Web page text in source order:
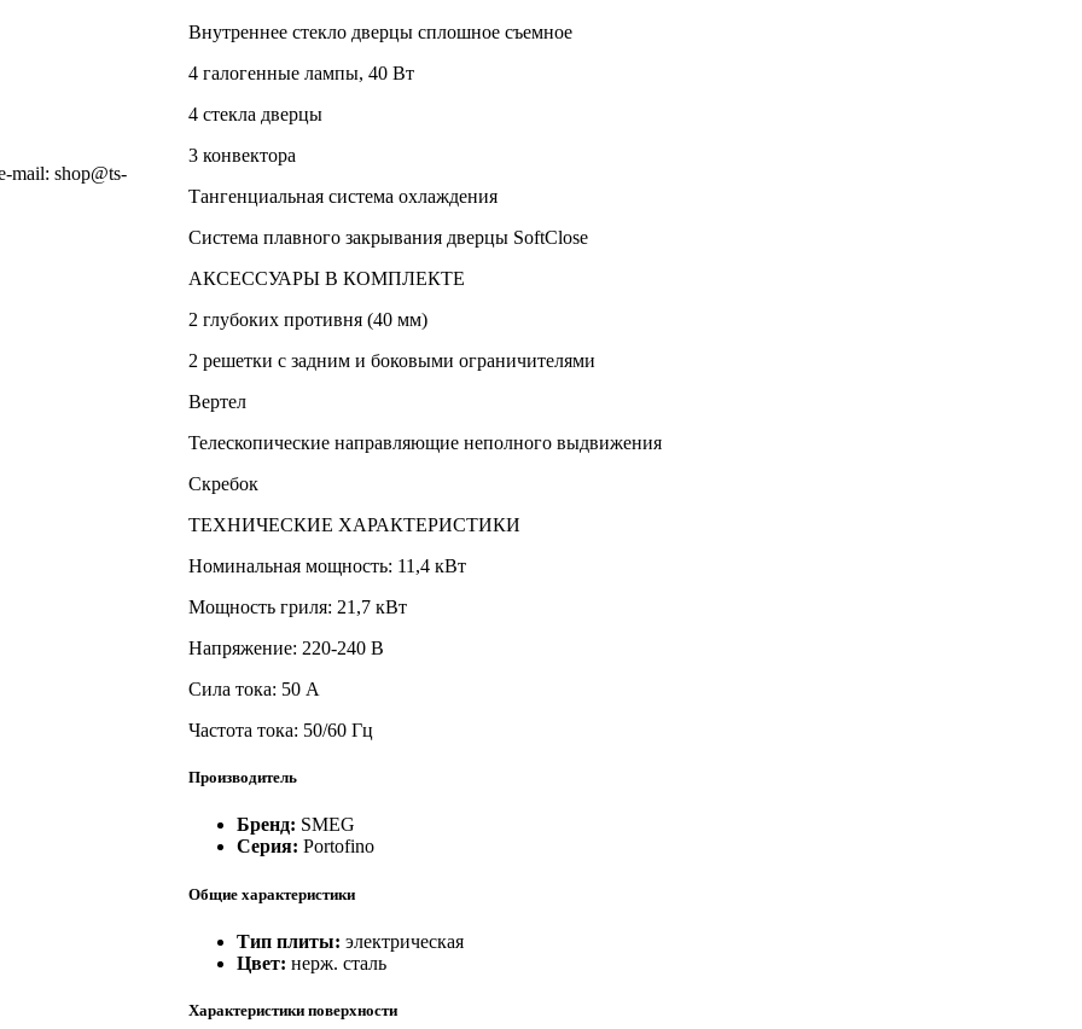
Внутреннее стекло дверцы сплошное съемное
4 галогенные лампы, 40 Вт
4 стекла дверцы
3 конвектора
Тангенциальная система охлаждения
Система плавного закрывания дверцы SoftClose
АКСЕССУАРЫ В КОМПЛЕКТЕ
2 глубоких противня (40 мм)
2 решетки с задним и боковыми ограничителями
Вертел
Телескопические направляющие неполного выдвижения
Скребок
ТЕХНИЧЕСКИЕ ХАРАКТЕРИСТИКИ
Номинальная мощность: 11,4 кВт
Мощность гриля: 21,7 кВт
Напряжение: 220-240 В
Сила тока: 50 А
Частота тока: 50/60 Гц
Производитель
Бренд: SMEG
Серия: Portofino
Общие характеристики
Тип плиты: электрическая
Цвет: нерж. сталь
Характеристики поверхности
mail: shop@ts-